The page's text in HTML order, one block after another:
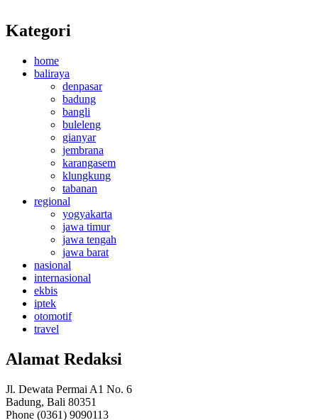
Kategori
home
baliraya
denpasar
badung
bangli
buleleng
gianyar
jembrana
karangasem
klungkung
tabanan
regional
yogyakarta
jawa timur
jawa tengah
jawa barat
nasional
internasional
ekbis
iptek
otomotif
travel
Alamat Redaksi
Jl. Dewata Permai A1 No. 6
Badung, Bali 80351
Phone (0361) 9090113